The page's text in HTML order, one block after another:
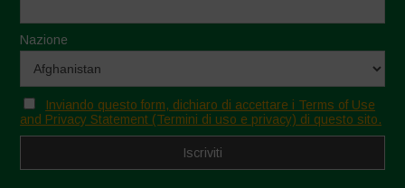
Nazione
Inviando questo form, dichiaro di accettare i Terms of Use
and Privacy Statement (Termini di uso e privacy) di questo sito.